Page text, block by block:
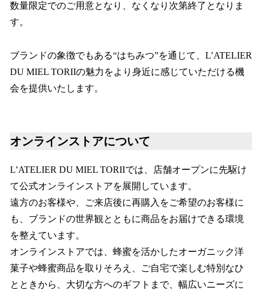
数量限定でのご用意となり、なくなり次第終了となりま
す。
ブランドの象徴でもある“はちみつ”を通じて、L’ATELIER
DU MIEL TORIIの魅力をより身近に感じていただける機
会を提供いたします。
オンラインストアについて
L’ATELIER DU MIEL TORIIでは、店舗オープンに先駆け
て公式オンラインストアを展開しています。
遠方のお客様や、ご来店後に再購入をご希望のお客様に
も、ブランドの世界観とともに商品をお届けできる環境
を整えています。
オンラインストアでは、蜂蜜を活かしたオーガニック洋
菓子や蜂蜜商品を取りそろえ、ご自宅で楽しむ特別なひ
とときから、大切な方へのギフトまで、幅広いニーズに